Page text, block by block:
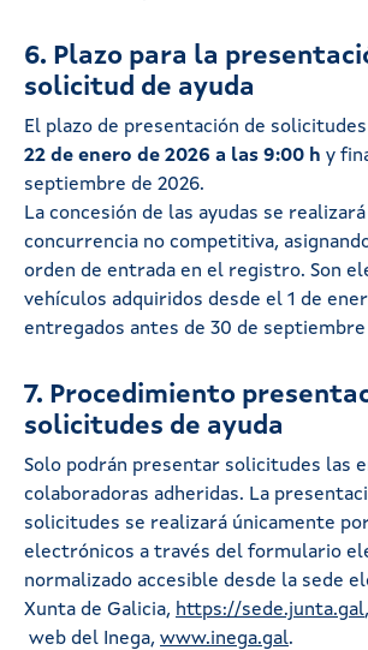
6. Plazo para la
solicitud de ayuda
El plazo de presentación de
22 de enero de 2026 a las 9:00 h y
septiembre de 2026.
La concesión de las ayudas se
concurrencia no competitiva,
orden de entrada en el registro. Son
vehículos adquiridos desde el 1 de
entregados antes de 30 de
7. Procedimiento
solicitudes de ayuda
Solo podrán presentar solicitudes las
colaboradoras adheridas. La
solicitudes se realizará únicamente
electrónicos a través del formulario
normalizado accesible desde la sede
Xunta de Galicia, https://sede.junta.gal
web del Inega, www.inega.gal.